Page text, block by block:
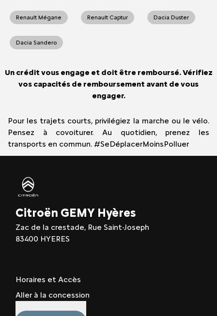
Renault Mégane Renault Captur Dacia Duster
Dacia Sandero
Un crédit vous engage et doit être remboursé. Vérifiez
vos capacités de remboursement avant de vous
engager.
Pour les trajets courts, privilégiez la marche ou le vélo.
Pensez à covoiturer. Au quotidien, prenez les
transports en commun. #SeDéplacerMoinsPolluer
Citroën GEMY Hyères
Zac de la crestade, Rue Saint-Joseph
83400 HYERES
Horaires et Accès
Aller à la concession